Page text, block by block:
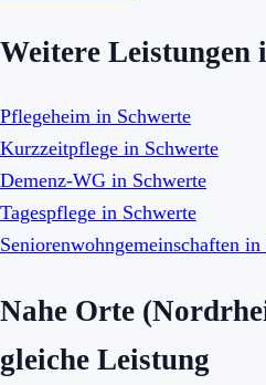
Weitere Leistungen
Pflegeheim in Schwerte
Kurzzeitpflege in Schwerte
Demenz-WG in Schwerte
Tagespflege in Schwerte
Seniorenwohngemeinschaften in
Nahe Orte
gleiche Leistung